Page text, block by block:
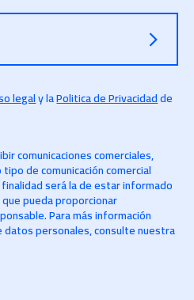
legaly laPolitica de Privacidadde
comunicaciones comerciales,
de comunicación comercial
será la de estar informado
pueda proporcionar
Para más información
personales, consulte nuestra